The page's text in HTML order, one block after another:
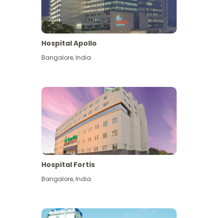
Hospital Apollo
Bangalore,India
Hospital Fortis
Bangalore,India